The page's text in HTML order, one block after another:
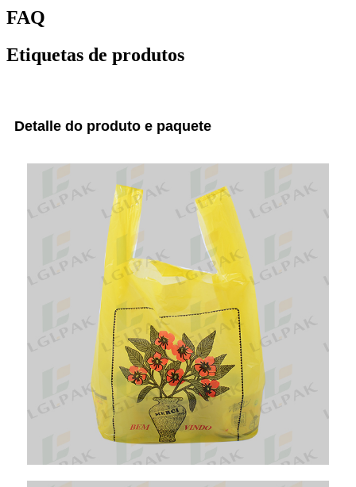
FAQ
Etiquetas de produtos
Detalle do produto e paquete